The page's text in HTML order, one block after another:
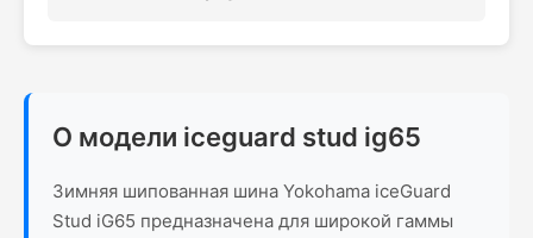
О модели iceguard stud ig65
Зимняя шипованная шина Yokohama iceGuard
Stud iG65 предназначена для широкой гаммы